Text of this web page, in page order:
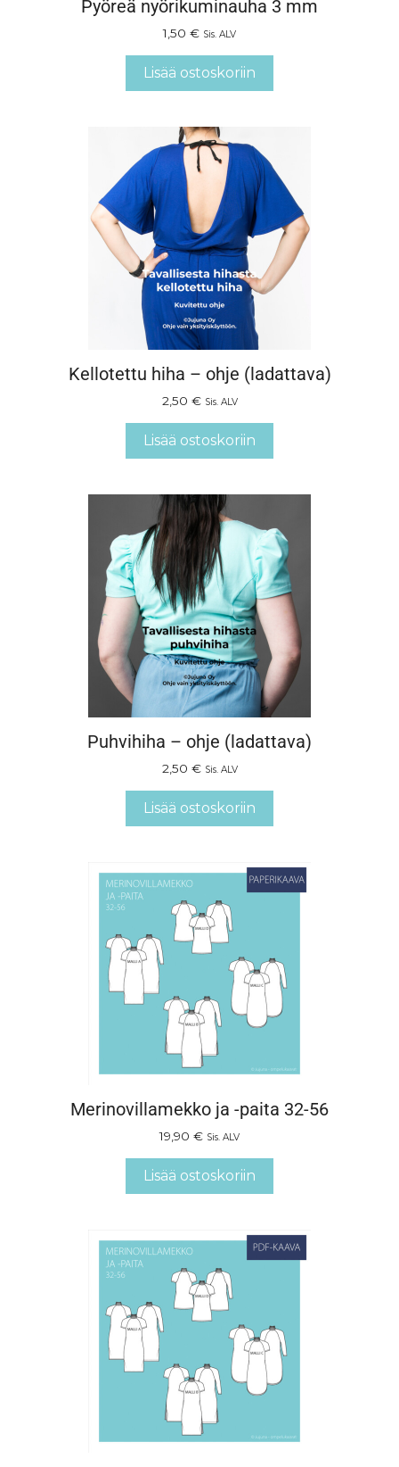
Pyöreä nyörikuminauha 3 mm
1,50 € Sis. ALV
Lisää ostoskoriin
Kellotettu hiha – ohje (ladattava)
2,50 € Sis. ALV
Lisää ostoskoriin
Puhvihiha – ohje (ladattava)
2,50 € Sis. ALV
Lisää ostoskoriin
Merinovillamekko ja -paita 32-56
19,90 € Sis. ALV
Lisää ostoskoriin